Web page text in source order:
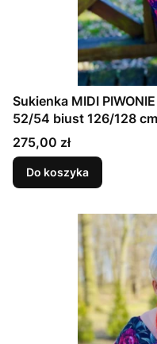
Sukienka MIDI
52/54 biust 126/128
kieszeniami
Cena
275,00 zł
Do koszyka